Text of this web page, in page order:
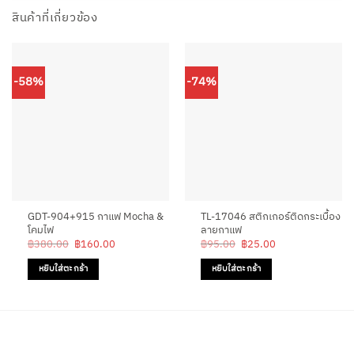
สินค้าที่เกี่ยวข้อง
-58%
GDT-904+915 กาแฟ Mocha &
โคมไฟ
฿380.00 Original
price
was:
฿380.00.
฿160.00Current
หยิบใส่ตะกร้า
-74%
TL-17046 สติกเกอร์ติดกระเบื้อง
ลายกาแฟ
฿95.00 Original
price
was:
฿95.00.
฿25.00Current
หยิบใส่ตะกร้า